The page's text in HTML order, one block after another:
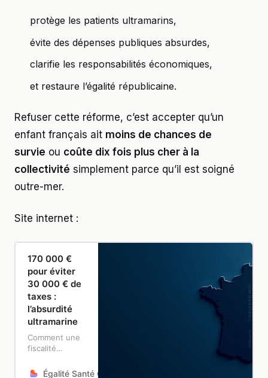
protège les patients ultramarins,
évite des dépenses publiques absurdes,
clarifie les responsabilités économiques,
et restaure l’égalité républicaine.
Refuser cette réforme, c’est accepter qu’un
enfant français ait moins de chances de
survie ou coûte dix fois plus cher à la
collectivité simplement parce qu’il est soigné
outre-mer.
Site internet :
170 000 €
pour éviter
30 000 € de
taxes :
l’absurdité
ultramarine
Comment une
fiscalité
les enfants des
Égalité Santé Outre-mer